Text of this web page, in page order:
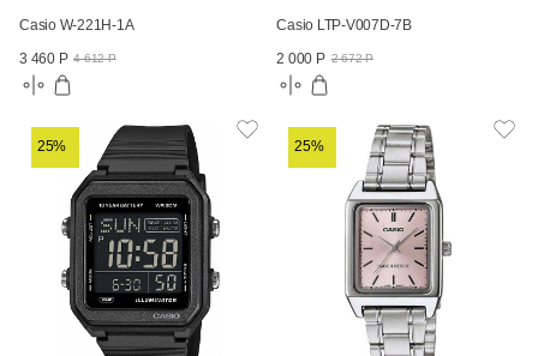
Casio W-221H-1A
3 460 Р 4 612 Р
Casio LTP-V007D-7B
2 000 Р 2 672 Р
25% 25%